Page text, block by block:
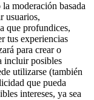
moderación basada
usuarios,
que profundices,
tus experiencias
para crear o
incluir posibles
utilizarse (también
que pueda
intereses, ya sea